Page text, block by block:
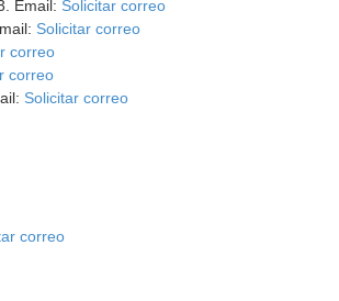
Email: Solicitar correo
Solicitar correo
correo
correo
Solicitar correo
correo